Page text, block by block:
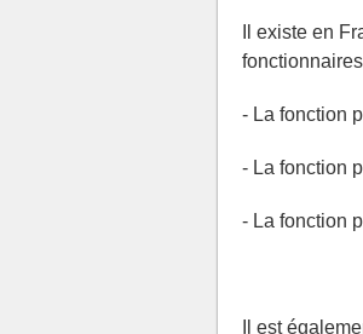
Il existe en
- La fonction
- La fonction
- La fonction
Il est